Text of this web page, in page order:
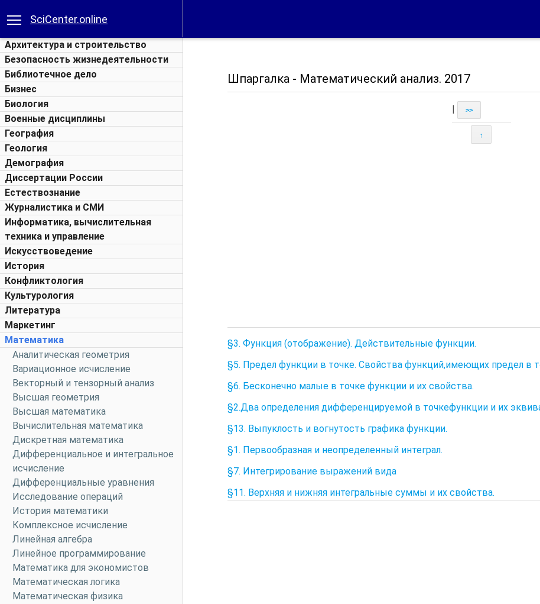
SciCenter.online
Архитектура и строительство
Безопасность жизнедеятельности
Библиотечное дело
Бизнес
Биология
Военные дисциплины
География
Геология
Демография
Диссертации России
Естествознание
Журналистика и СМИ
Информатика, вычислительная
техника и управление
Искусствоведение
История
Конфликтология
Культурология
Литература
Маркетинг
Математика
Аналитическая геометрия
Вариационное исчисление
Векторный и тензорный анализ
Высшая геометрия
Высшая математика
Вычислительная математика
Дискретная математика
Дифференциальное и интегральное
исчисление
Дифференциальные уравнения
Исследование операций
История математики
Комплексное исчисление
Линейная алгебра
Линейное программирование
Математика для экономистов
Математическая логика
Математическая физика
Шпаргалка - Математический анализ. 2017
>>
↑
§3. Функция (отображение). Действительные функции.
§5. Предел функции в точке. Свойства функций,имеющих предел в
§6. Бесконечно малые в точке функции и их свойства.
§2.Два определения дифференцируемой в точкефункции и их
§13. Выпуклость и вогнутость графика функции.
§1. Первообразная и неопределенный интеграл.
§7. Интегрирование выражений вида
§11. Верхняя и нижняя интегральные суммы и их свойства.